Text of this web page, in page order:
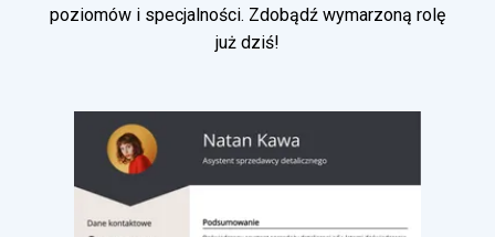
poziomów i specjalności. Zdobądź wymarzoną rolę
już dziś!